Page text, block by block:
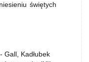
świętych
Gall, Kadłubek